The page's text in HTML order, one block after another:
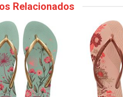
Relacionados